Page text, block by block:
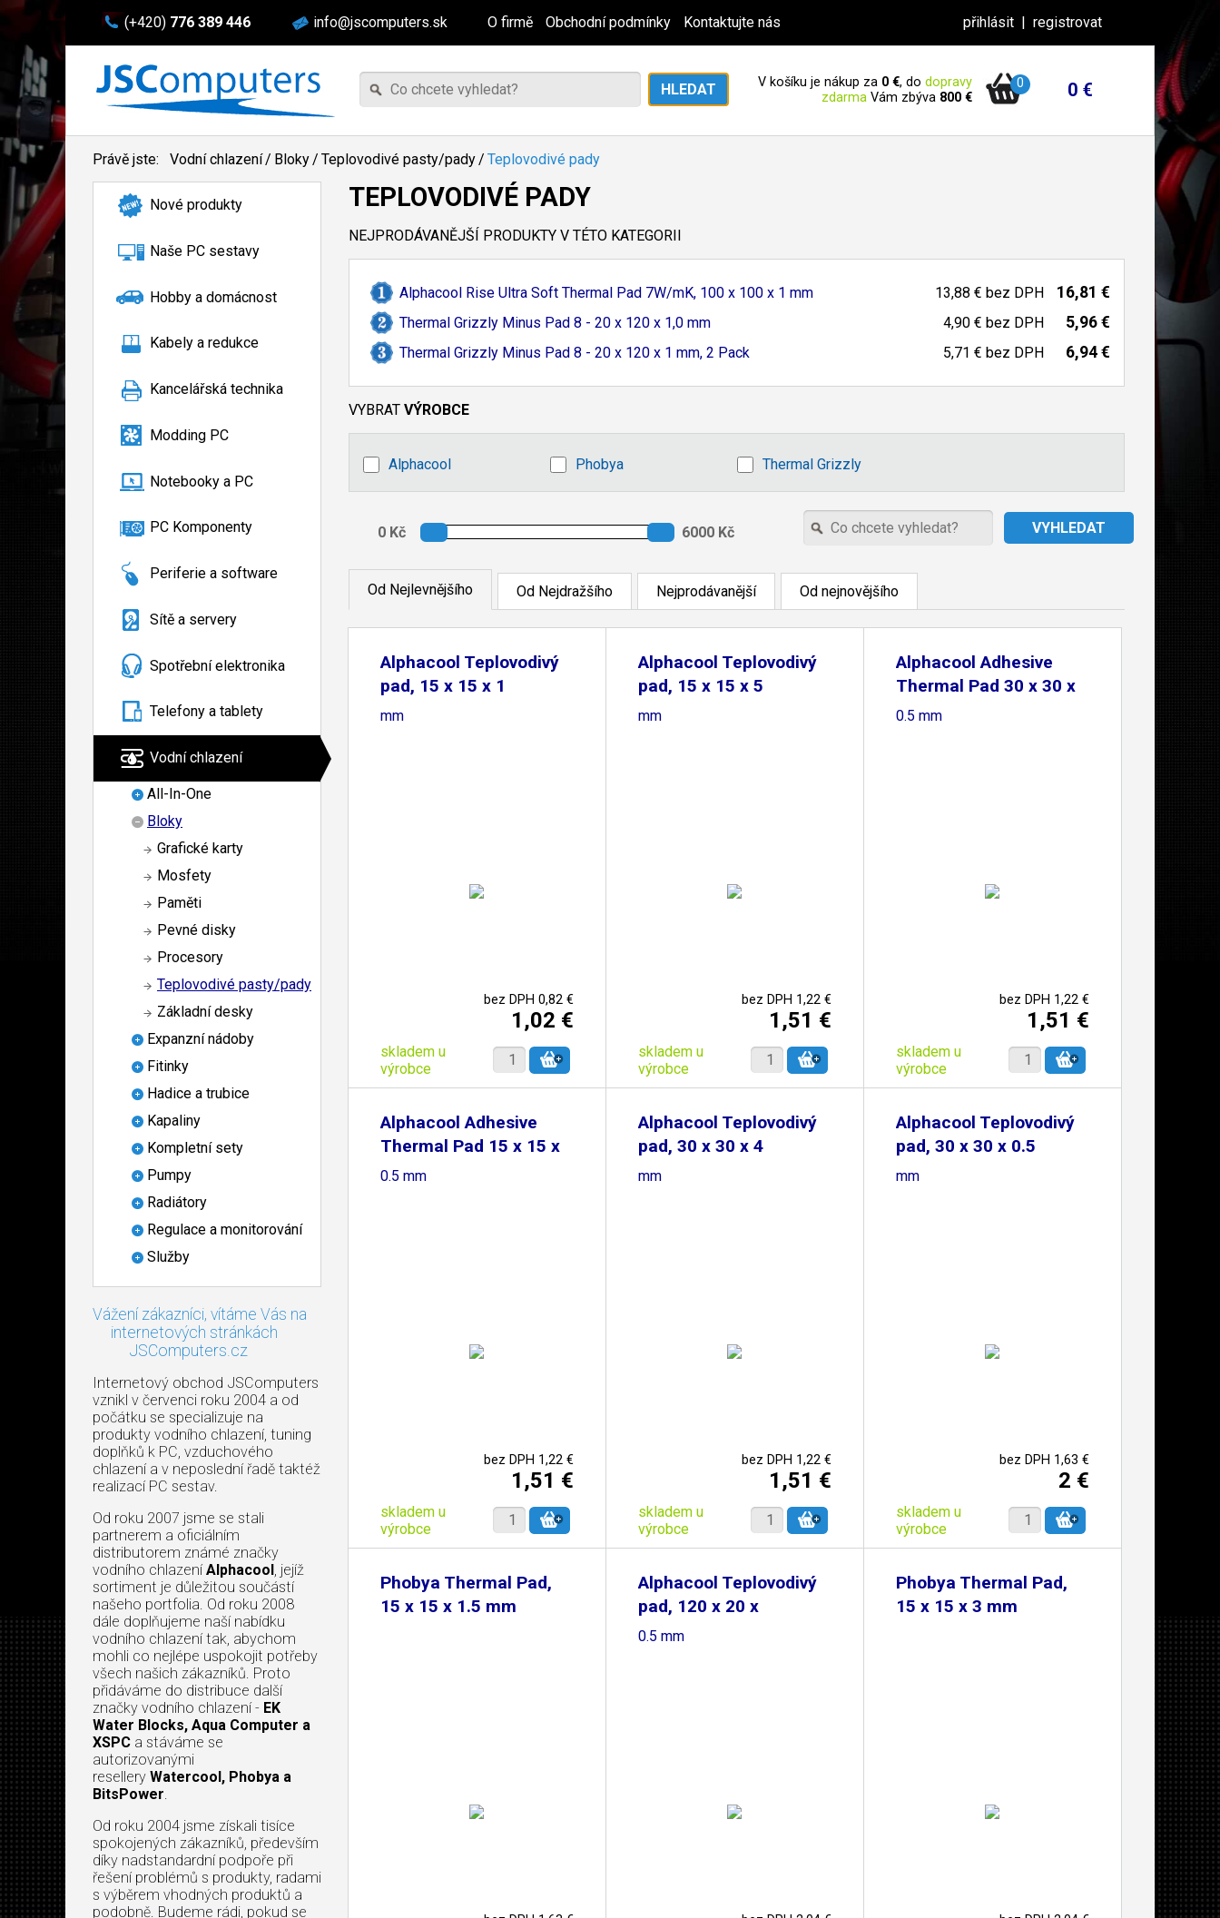
(+420) 776 389 446 info@jscomputers.sk O firmě Obchodní podmínky Kontaktujte nás přihlásit | registrovat
V košíku je nákup za 0 €, do dopravy
zdarma Vám zbýva 800 €
0 0 €
Právě jste: Vodní chlazení/ Bloky/ Teplovodivé pasty/pady/ Teplovodivé pady
Nové produkty
Naše PC sestavy
Hobby a domácnost
Kabely a redukce
Kancelářská technika
Modding PC
Notebooky a PC
PC Komponenty
Periferie a software
Sítě a servery
Spotřební elektronika
Telefony a tablety
Vodní chlazení
All-In-One
Bloky
Grafické karty
Mosfety
Paměti
Pevné disky
Procesory
Teplovodivé pasty/pady
Základní desky
Expanzní nádoby
Fitinky
Hadice a trubice
Kapaliny
Kompletní sety
Pumpy
Radiátory
Regulace a monitorování
Služby
Vážení zákazníci, vítáme Vás na
internetových stránkách
JSComputers.cz
Internetový obchod JSComputers
vznikl v červenci roku 2004 a od
počátku se specializuje na
produkty vodního chlazení, tuning
doplňků k PC, vzduchového
chlazení a v neposlední řadě taktéž
realizací PC sestav.
Od roku 2007 jsme se stali
partnerem a oficiálním
distributorem známé značky
vodního chlazení Alphacool, jejíž
sortiment je důležitou součástí
našeho portfolia. Od roku 2008
dále doplňujeme naší nabídku
vodního chlazení tak, abychom
mohli co nejlépe uspokojit potřeby
všech našich zákazníků. Proto
přidáváme do distribuce další
značky vodního chlazení - EK
Water Blocks, Aqua Computer a
XSPC a stáváme se
autorizovanými
resellery Watercool, Phobya a
BitsPower.
Od roku 2004 jsme získali tisíce
spokojených zákazníků, především
díky nadstandardní podpoře při
řešení problémů s produkty, radami
s výběrem vhodných produktů a
podobně. Budeme rádi, pokud se
TEPLOVODIVÉ PADY
NEJPRODÁVANĚJŠÍ PRODUKTY V TÉTO KATEGORII
Alphacool Rise Ultra Soft Thermal Pad 7W/mK, 100 x 100 x 1 mm 13,88 € bez DPH 16,81 €
Thermal Grizzly Minus Pad 8 - 20 x 120 x 1,0 mm 4,90 € bez DPH 5,96 €
Thermal Grizzly Minus Pad 8 - 20 x 120 x 1 mm, 2 Pack 5,71 € bez DPH 6,94 €
VYBRAT VÝROBCE
Alphacool Phobya Thermal Grizzly
Od Nejlevnějšího Od Nejdražšího Nejprodávanější Od nejnovějšího
Alphacool Teplovodivý
pad, 15 x 15 x 1
mm
bez DPH 0,82 €
1,02 €
skladem u
výrobce
Alphacool Teplovodivý
pad, 15 x 15 x 5
mm
bez DPH 1,22 €
1,51 €
skladem u
výrobce
Alphacool Adhesive
Thermal Pad 30 x 30 x
0.5 mm
bez DPH 1,22 €
1,51 €
skladem u
výrobce
Alphacool Adhesive
Thermal Pad 15 x 15 x
0.5 mm
bez DPH 1,22 €
1,51 €
skladem u
výrobce
Alphacool Teplovodivý
pad, 30 x 30 x 4
mm
bez DPH 1,22 €
1,51 €
skladem u
výrobce
Alphacool Teplovodivý
pad, 30 x 30 x 0.5
mm
bez DPH 1,63 €
2 €
skladem u
výrobce
Phobya Thermal Pad,
15 x 15 x 1.5 mm
Alphacool Teplovodivý
pad, 120 x 20 x
0.5 mm
Phobya Thermal Pad,
15 x 15 x 3 mm